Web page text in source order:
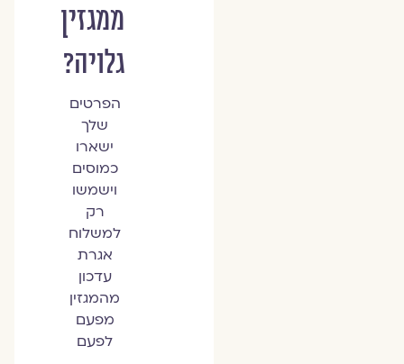
ממגזין
גלויה?
הפרטים
שלך
ישארו
כמוסים
וישמשו
רק
למשלוח
אגרת
עדכון
מהמגזין
מפעם
לפעם